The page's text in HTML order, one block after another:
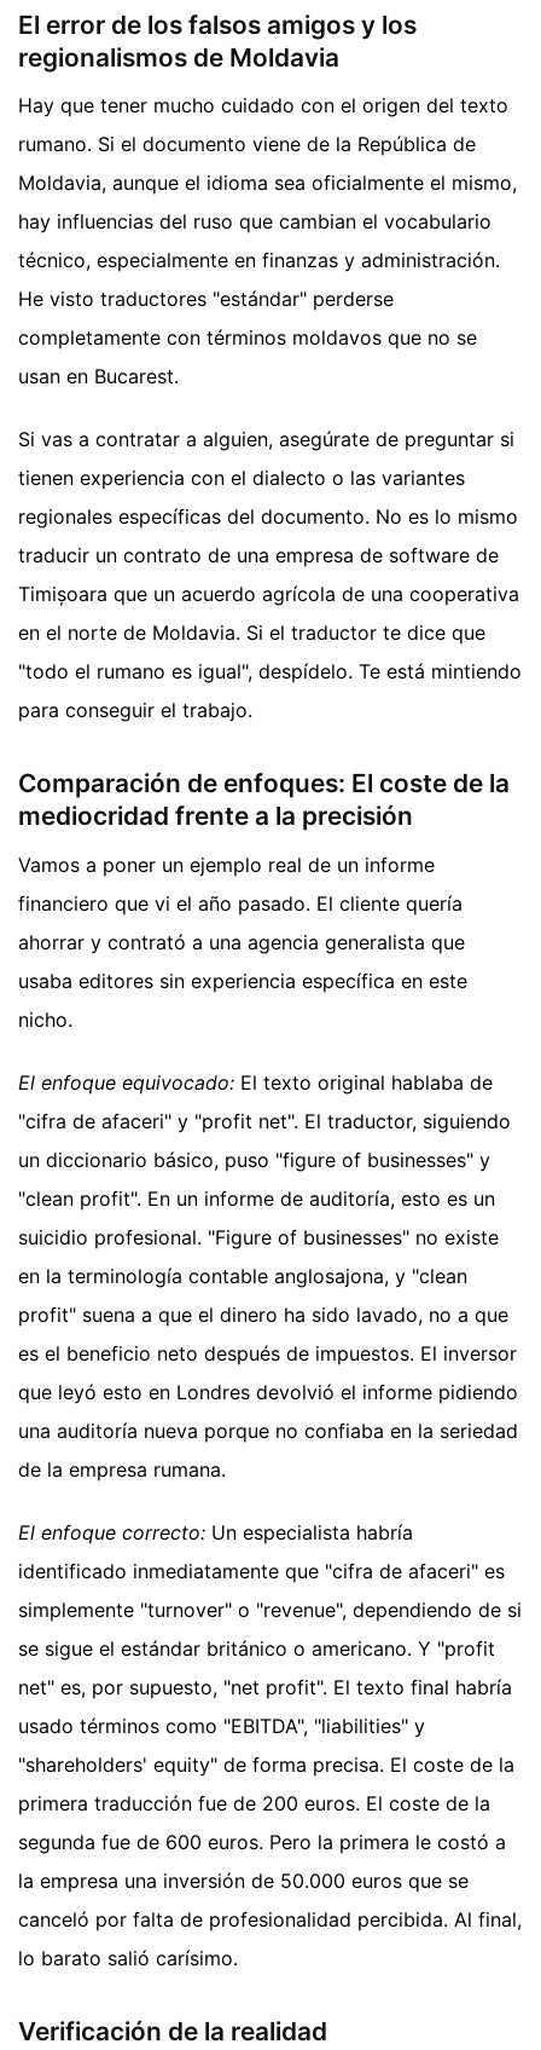
El error de los falsos amigos y los
regionalismos de Moldavia
Hay que tener mucho cuidado con el origen del texto
rumano. Si el documento viene de la República de
Moldavia, aunque el idioma sea oficialmente el mismo,
hay influencias del ruso que cambian el vocabulario
técnico, especialmente en finanzas y administración.
He visto traductores "estándar" perderse
completamente con términos moldavos que no se
usan en Bucarest.
Si vas a contratar a alguien, asegúrate de preguntar si
tienen experiencia con el dialecto o las variantes
regionales específicas del documento. No es lo mismo
traducir un contrato de una empresa de software de
Timișoara que un acuerdo agrícola de una cooperativa
en el norte de Moldavia. Si el traductor te dice que
"todo el rumano es igual", despídelo. Te está mintiendo
para conseguir el trabajo.
Comparación de enfoques: El coste de la
mediocridad frente a la precisión
Vamos a poner un ejemplo real de un informe
financiero que vi el año pasado. El cliente quería
ahorrar y contrató a una agencia generalista que
usaba editores sin experiencia específica en este
nicho.
El enfoque equivocado: El texto original hablaba de
"cifra de afaceri" y "profit net". El traductor, siguiendo
un diccionario básico, puso "figure of businesses" y
"clean profit". En un informe de auditoría, esto es un
suicidio profesional. "Figure of businesses" no existe
en la terminología contable anglosajona, y "clean
profit" suena a que el dinero ha sido lavado, no a que
es el beneficio neto después de impuestos. El inversor
que leyó esto en Londres devolvió el informe pidiendo
una auditoría nueva porque no confiaba en la seriedad
de la empresa rumana.
El enfoque correcto: Un especialista habría
identificado inmediatamente que "cifra de afaceri" es
simplemente "turnover" o "revenue", dependiendo de si
se sigue el estándar británico o americano. Y "profit
net" es, por supuesto, "net profit". El texto final habría
usado términos como "EBITDA", "liabilities" y
"shareholders' equity" de forma precisa. El coste de la
primera traducción fue de 200 euros. El coste de la
segunda fue de 600 euros. Pero la primera le costó a
la empresa una inversión de 50.000 euros que se
canceló por falta de profesionalidad percibida. Al final,
lo barato salió carísimo.
Verificación de la realidad